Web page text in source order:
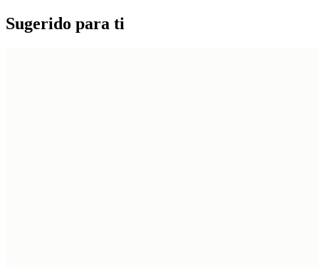
Sugerido para ti